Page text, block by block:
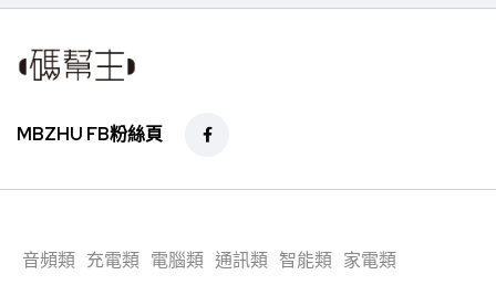
MBZHU FB粉絲頁
音頻類 充電類 電腦類 通訊類 智能類 家電類